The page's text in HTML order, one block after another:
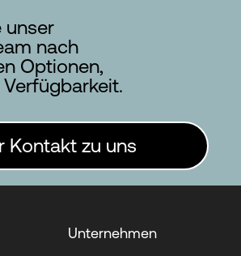
unser
nach
Optionen,
Kontakt zu uns
Unternehmen